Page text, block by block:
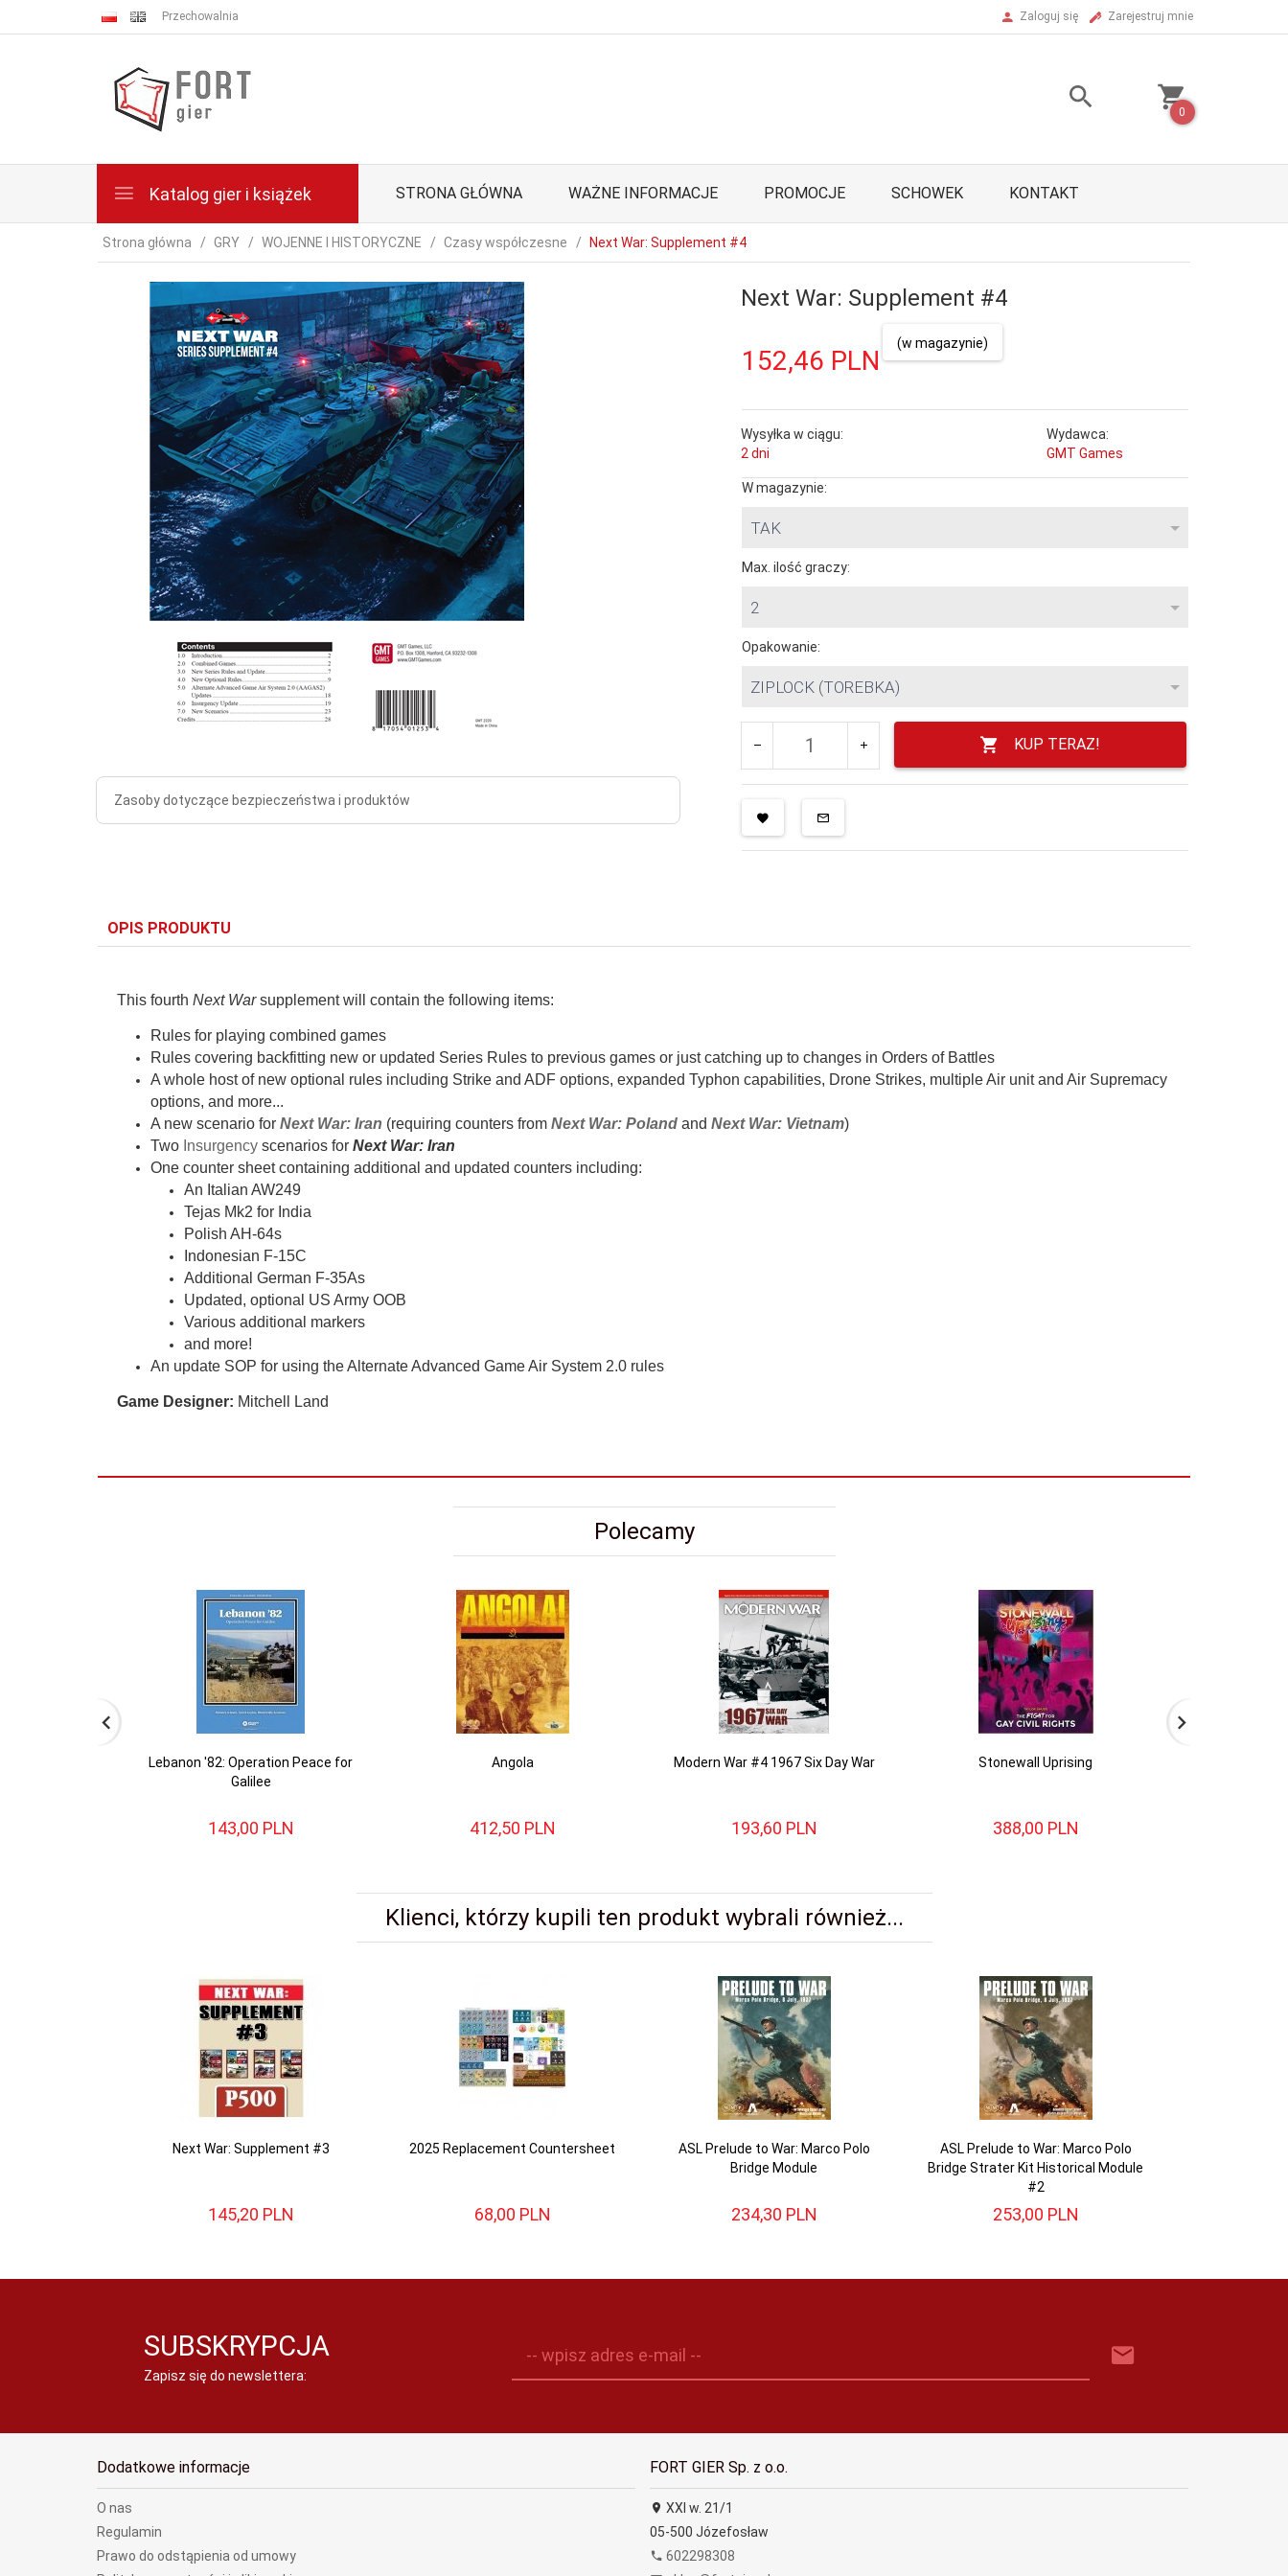
Przechowalnia Zaloguj się Zarejestruj mnie
0
Katalog gier i książek STRONA GŁÓWNA WAŻNE INFORMACJE PROMOCJE SCHOWEK KONTAKT
Strona główna GRY WOJENNE I HISTORYCZNE Czasy współczesne Next War: Supplement #4
Zasoby dotyczące bezpieczeństwa i produktów
Next War: Supplement #4
152,46 PLN
(w magazynie)
Wysyłka w ciągu:
2 dni
Wydawca:
GMT Games
W magazynie:
TAK
Max. ilość graczy:
2
Opakowanie:
ZIPLOCK (TOREBKA)
KUP TERAZ!
OPIS PRODUKTU
This fourth Next Warsupplement will contain the following items:
Rules for playing combined games
Rules covering backfitting new or updated Series Rules to previous games or just catching up to changes in Orders of Battles
A whole host of new optional rules including Strike and ADF options, expanded Typhon capabilities, Drone Strikes, multiple Air unit and Air Supremacy
options, and more...
A new scenario for Next War: Iran (requiring counters from Next War: Poland and Next War: Vietnam)
Two Insurgency scenarios for Next War: Iran
One counter sheet containing additional and updated counters including:
An Italian AW249
Tejas Mk2 for India
Polish AH-64s
Indonesian F-15C
Additional German F-35As
Updated, optional US Army OOB
Various additional markers
and more!
An update SOP for using the Alternate Advanced Game Air System 2.0 rules
Game Designer: Mitchell Land
Polecamy
Lebanon '82: Operation Peace for
Galilee
143,00 PLN
Angola
412,50 PLN
Modern War #4 1967 Six Day War
193,60 PLN
Stonewall Uprising
388,00 PLN
Klienci, którzy kupili ten produkt wybrali również...
Next War: Supplement #3
145,20 PLN
2025 Replacement Countersheet
68,00 PLN
ASL Prelude to War: Marco Polo
Bridge Module
234,30 PLN
ASL Prelude to War: Marco Polo
Bridge Strater Kit Historical Module
#2
253,00 PLN
SUBSKRYPCJA
Zapisz się do newslettera:
-- wpisz adres e-mail --
Dodatkowe informacje
O nas
Regulamin
Prawo do odstąpienia od umowy
FORT GIER Sp. z o.o.
XXI w. 21/1
05-500 Józefosław
602298308